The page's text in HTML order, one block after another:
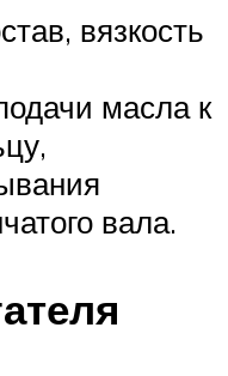
вязкость
масла к
вала.